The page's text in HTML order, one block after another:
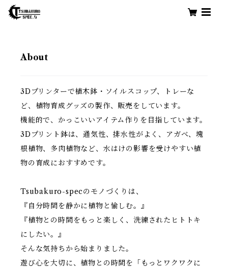
About
3Dプリンターで植木鉢・ソイルスコップ、トレーな
ど、植物育成グッズの製作、販売をしています。
機能的で、かっこいいアイテム作りを目指しています。
3Dプリント鉢は、通気性、排水性がよく、アガベ、塊
根植物、多肉植物など、水はけの影響を受けやすい植
物の育成におすすめです。
Tsubakuro-specのモノづくりは、
『自分時間を静かに植物と愉しむ。』
『植物との時間をもっと楽しく、洗練されたヒトトキ
にしたい。』
そんな気持ちから始まりました。
遊び心を大切に、植物との時間を「もっとワクワクに